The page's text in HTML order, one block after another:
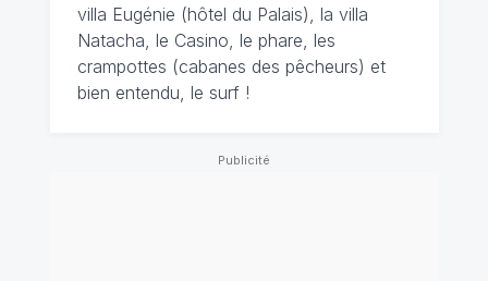
villa Eugénie (hôtel du Palais), la villa
Natacha, le Casino, le phare, les
crampottes (cabanes des pêcheurs) et
bien entendu, le surf !